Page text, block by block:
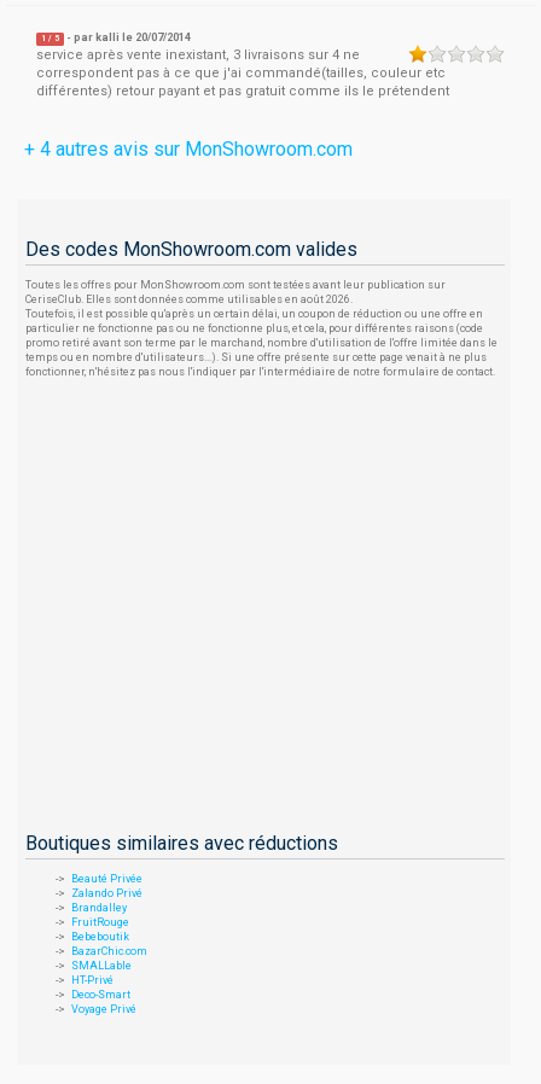
1 / 5 - par kalli le 20/07/2014
service après vente inexistant, 3 livraisons sur 4 ne
correspondent pas à ce que j'ai commandé(tailles, couleur etc
différentes) retour payant et pas gratuit comme ils le prétendent
+ 4 autres avis sur MonShowroom.com
Des codes MonShowroom.com valides
Toutes les offres pour MonShowroom.com sont testées avant leur publication sur
CeriseClub. Elles sont données comme utilisables en août 2026.
Toutefois, il est possible qu'après un certain délai, un coupon de réduction ou une offre en
particulier ne fonctionne pas ou ne fonctionne plus, et cela, pour différentes raisons (code
promo retiré avant son terme par le marchand, nombre d'utilisation de l'offre limitée dans le
temps ou en nombre d'utilisateurs...). Si une offre présente sur cette page venait à ne plus
fonctionner, n'hésitez pas nous l'indiquer par l'intermédiaire de notre formulaire de contact.
Boutiques similaires avec réductions
Beauté Privée
Zalando Privé
Brandalley
FruitRouge
Bebeboutik
BazarChic.com
SMALLable
HT-Privé
Deco-Smart
Voyage Privé